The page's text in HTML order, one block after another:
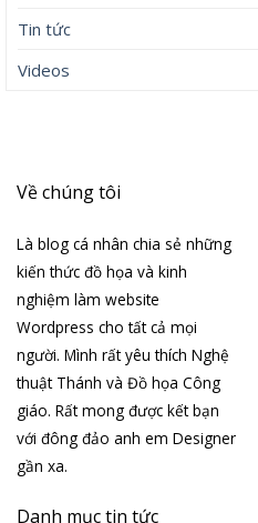
Tin tức
Videos
Về chúng tôi
Là blog cá nhân chia sẻ những
kiến thức đồ họa và kinh
nghiệm làm website
Wordpress cho tất cả mọi
người. Mình rất yêu thích Nghệ
thuật Thánh và Đồ họa Công
giáo. Rất mong được kết bạn
với đông đảo anh em Designer
gần xa.
Danh mục tin tức